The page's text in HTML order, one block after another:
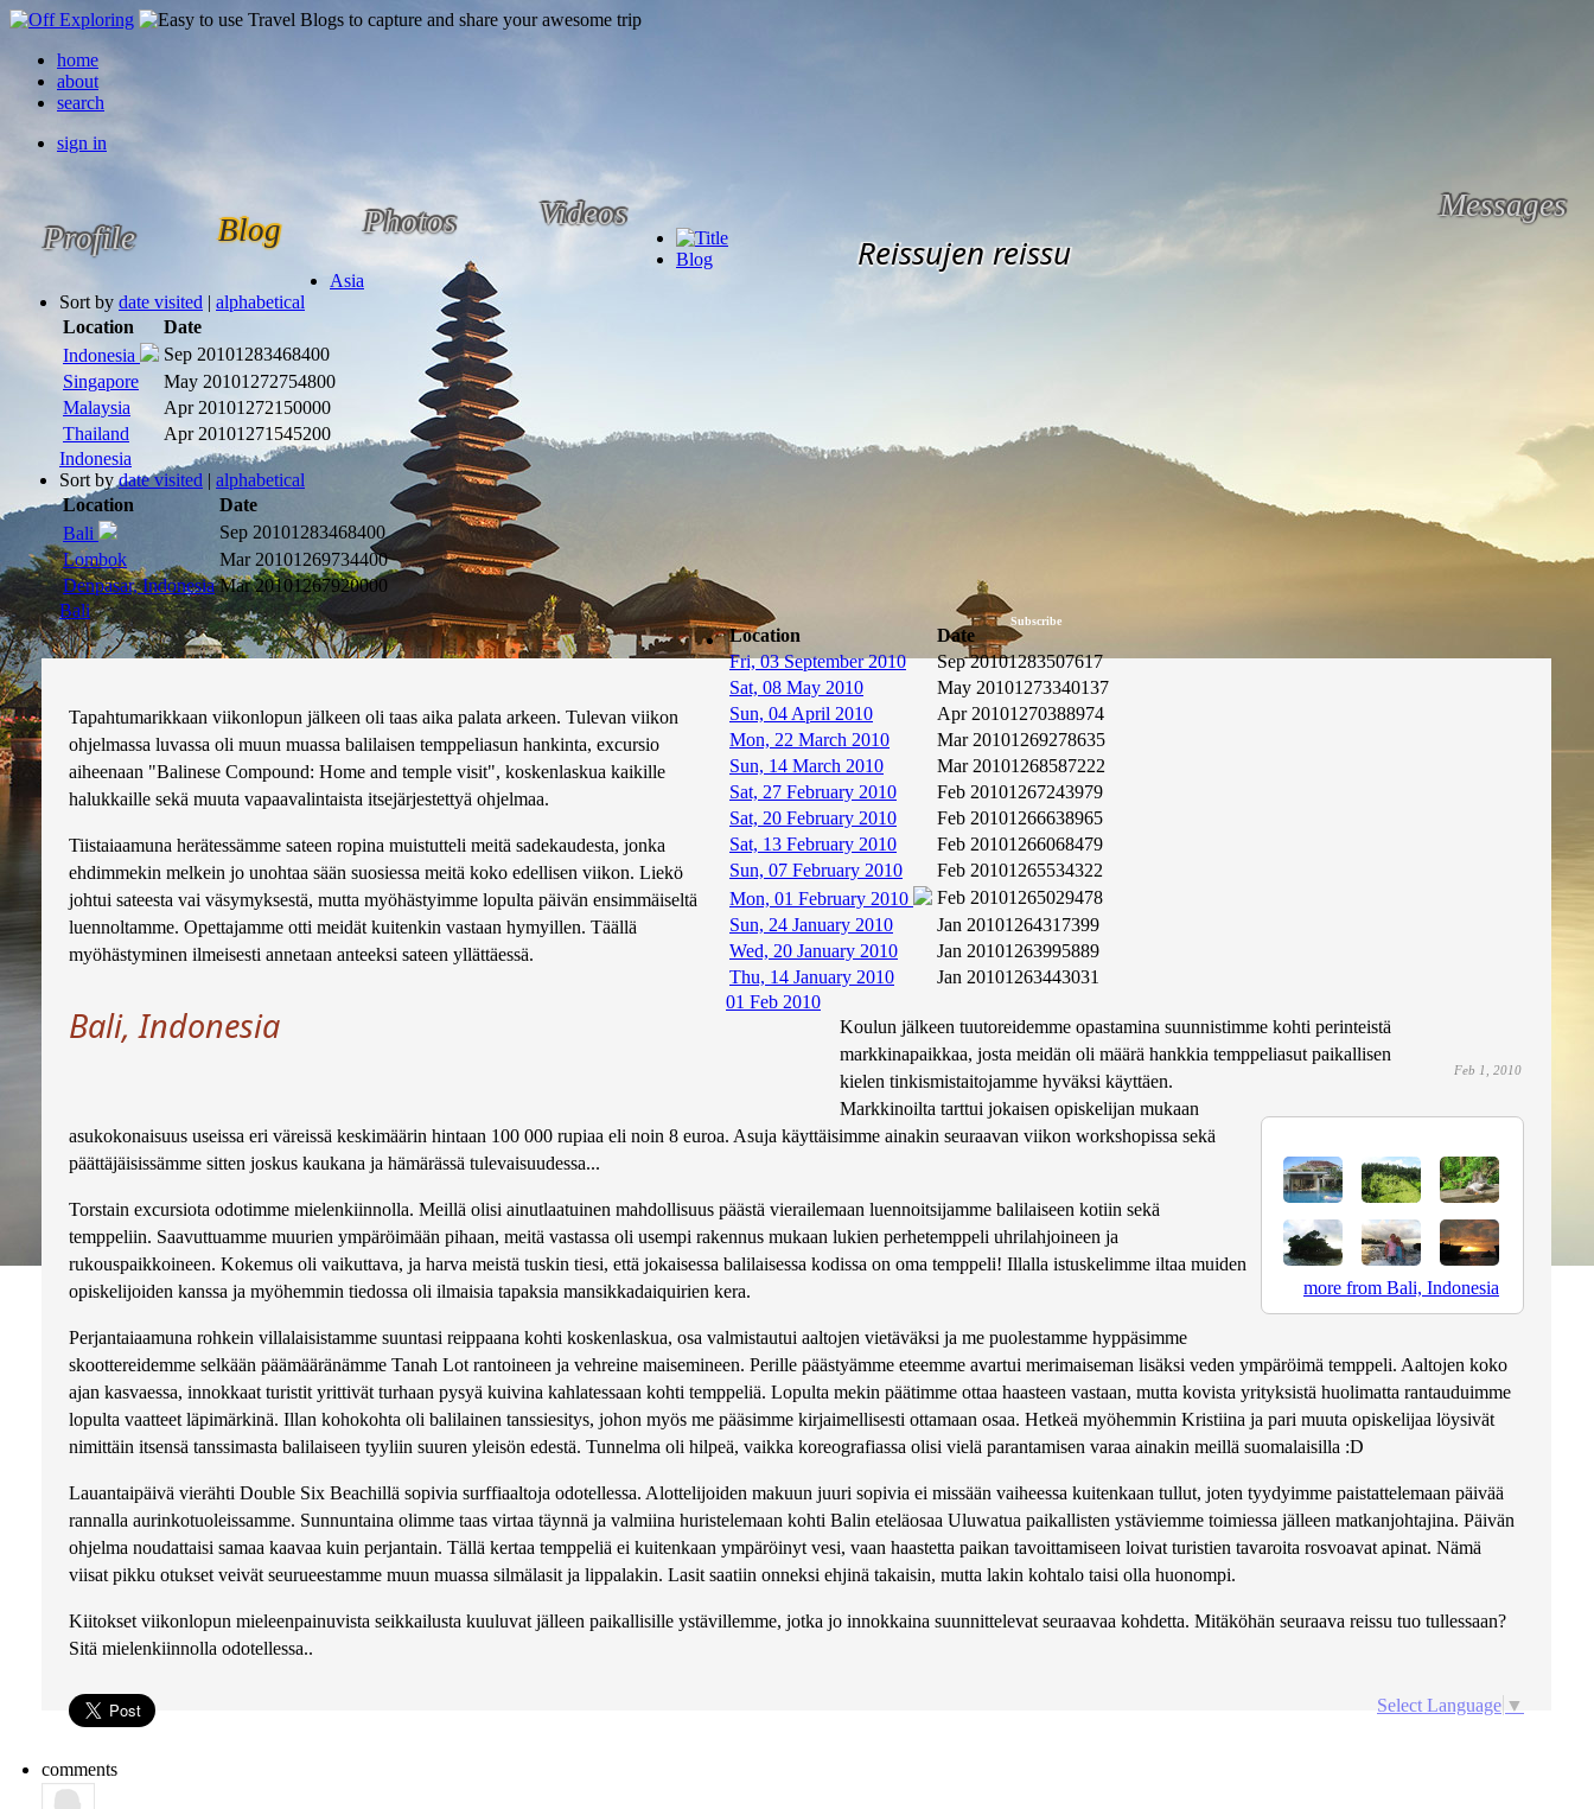
home
about
search
sign in
Profile Blog Photos Videos Messages
Subscribe
Reissujen reissu
Blog
Asia
Sort by date visited | alphabetical
Location
Date
Indonesia
Sep 20101283468400
Singapore
May 20101272754800
Malaysia
Apr 20101272150000
Thailand
Apr 20101271545200
Indonesia
Sort bydate visited | alphabetical
Location
Date
Bali
Sep 20101283468400
Lombok
Mar 20101269734400
Denpasar, Indonesia Mar 20101267920000
Bali
Location
Date
Fri, 03 September 2010
Sep 20101283507617
Sat, 08 May 2010
May 20101273340137
Sun, 04 April 2010
Apr 20101270388974
Mon, 22 March 2010
Mar 20101269278635
Sun, 14 March 2010
Mar 20101268587222
Sat, 27 February 2010
Feb 20101267243979
Sat, 20 February 2010
Feb 20101266638965
Sat, 13 February 2010
Feb 20101266068479
Sun, 07 February 2010
Feb 20101265534322
Mon, 01 February 2010
Feb 20101265029478
Sun, 24 January 2010
Jan 20101264317399
Wed, 20 January 2010
Jan 20101263995889
Thu, 14 January 2010
Jan 20101263443031
01 Feb 2010
Bali, Indonesia
Feb 1, 2010
more from Bali, Indonesia
Tapahtumarikkaan viikonlopun jälkeen oli taas aika palata arkeen. Tulevan viikon
ohjelmassa luvassa oli muun muassa balilaisen temppeliasun hankinta, excursio
aiheenaan "Balinese Compound: Home and temple visit", koskenlaskua kaikille
halukkaille sekä muuta vapaavalintaista itsejärjestettyä ohjelmaa.
Tiistaiaamuna herätessämme sateen ropina muistutteli meitä sadekaudesta, jonka
ehdimmekin melkein jo unohtaa sään suosiessa meitä koko edellisen viikon. Liekö
johtui sateesta vai väsymyksestä, mutta myöhästyimme lopulta päivän ensimmäiseltä
luennoltamme. Opettajamme otti meidät kuitenkin vastaan hymyillen. Täällä
myöhästyminen ilmeisesti annetaan anteeksi sateen yllättäessä.
Koulun jälkeen tuutoreidemme opastamina suunnistimme kohti perinteistä
markkinapaikkaa, josta meidän oli määrä hankkia temppeliasut paikallisen
kielen tinkismistaitojamme hyväksi käyttäen.
Markkinoilta tarttui jokaisen opiskelijan mukaan
asukokonaisuus useissa eri väreissä keskimäärin hintaan 100 000 rupiaa eli noin 8 euroa. Asuja käyttäisimme ainakin seuraavan viikon workshopissa sekä
päättäjäisissämme sitten joskus kaukana ja hämärässä tulevaisuudessa...
Torstain excursiota odotimme mielenkiinnolla. Meillä olisi ainutlaatuinen mahdollisuus päästä vierailemaan luennoitsijamme balilaiseen kotiin sekä
temppeliin. Saavuttuamme muurien ympäröimään pihaan, meitä vastassa oli usempi rakennus mukaan lukien perhetemppeli uhrilahjoineen ja
rukouspaikkoineen. Kokemus oli vaikuttava, ja harva meistä tuskin tiesi, että jokaisessa balilaisessa kodissa on oma temppeli! Illalla istuskelimme iltaa muiden
opiskelijoiden kanssa ja myöhemmin tiedossa oli ilmaisia tapaksia mansikkadaiquirien kera.
Perjantaiaamuna rohkein villalaisistamme suuntasi reippaana kohti koskenlaskua, osa valmistautui aaltojen vietäväksi ja me puolestamme hyppäsimme
skoottereidemme selkään päämääränämme Tanah Lot rantoineen ja vehreine maisemineen. Perille päästyämme eteemme avartui merimaiseman lisäksi veden ympäröimä temppeli. Aaltojen koko
ajan kasvaessa, innokkaat turistit yrittivät turhaan pysyä kuivina kahlatessaan kohti temppeliä. Lopulta mekin päätimme ottaa haasteen vastaan, mutta kovista yrityksistä huolimatta rantauduimme
lopulta vaatteet läpimärkinä. Illan kohokohta oli balilainen tanssiesitys, johon myös me pääsimme kirjaimellisesti ottamaan osaa. Hetkeä myöhemmin Kristiina ja pari muuta opiskelijaa löysivät
nimittäin itsensä tanssimasta balilaiseen tyyliin suuren yleisön edestä. Tunnelma oli hilpeä, vaikka koreografiassa olisi vielä parantamisen varaa ainakin meillä suomalaisilla :D
Lauantaipäivä vierähti Double Six Beachillä sopivia surffiaaltoja odotellessa. Alottelijoiden makuun juuri sopivia ei missään vaiheessa kuitenkaan tullut, joten tyydyimme paistattelemaan päivää
rannalla aurinkotuoleissamme. Sunnuntaina olimme taas virtaa täynnä ja valmiina huristelemaan kohti Balin eteläosaa Uluwatua paikallisten ystäviemme toimiessa jälleen matkanjohtajina. Päivän
ohjelma noudattaisi samaa kaavaa kuin perjantain. Tällä kertaa temppeliä ei kuitenkaan ympäröinyt vesi, vaan haastetta paikan tavoittamiseen loivat turistien tavaroita rosvoavat apinat. Nämä
viisat pikku otukset veivät seurueestamme muun muassa silmälasit ja lippalakin. Lasit saatiin onneksi ehjinä takaisin, mutta lakin kohtalo taisi olla huonompi.
Kiitokset viikonlopun mieleenpainuvista seikkailusta kuuluvat jälleen paikallisille ystävillemme, jotka jo innokkaina suunnittelevat seuraavaa kohdetta. Mitäköhän seuraava reissu tuo tullessaan?
Sitä mielenkiinnolla odotellessa..
Select Language ▼
comments